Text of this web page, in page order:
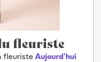
fleuriste
fleuriste Aujourd'hui